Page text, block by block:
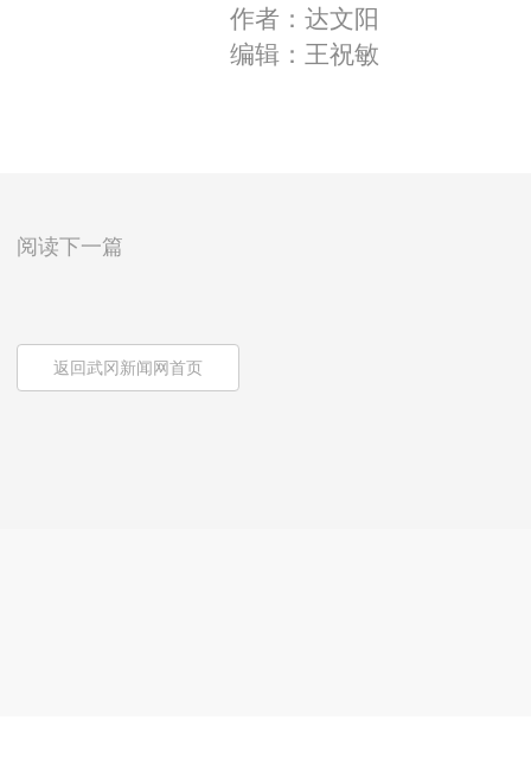
作者：达文阳
编辑：王祝敏
阅读下一篇
返回武冈新闻网首页